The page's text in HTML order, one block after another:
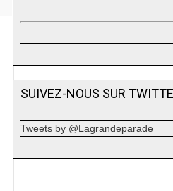
SUIVEZ-NOUS SUR
Tweets by @Lagrandeparade